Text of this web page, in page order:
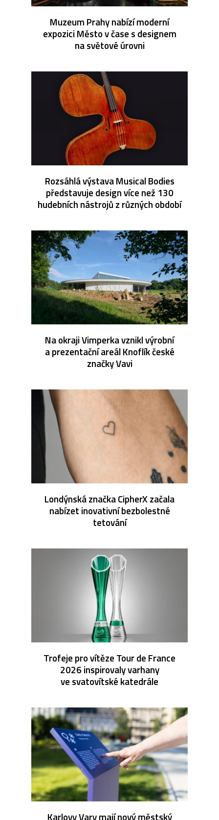
Muzeum Prahy nabízí moderní
expozici Město v čase s designem
na světové úrovni
Rozsáhlá výstava Musical Bodies
představuje design více než 130
hudebních nástrojů z různých období
Na okraji Vimperka vznikl výrobní
a prezentační areál Knoflík české
značky Vavi
Londýnská značka CipherX začala
nabízet inovativní bezbolestné
tetování
Trofeje pro vítěze Tour de France
2026 inspirovaly varhany
ve svatovítské katedrále
Karlovy Vary mají nový městský